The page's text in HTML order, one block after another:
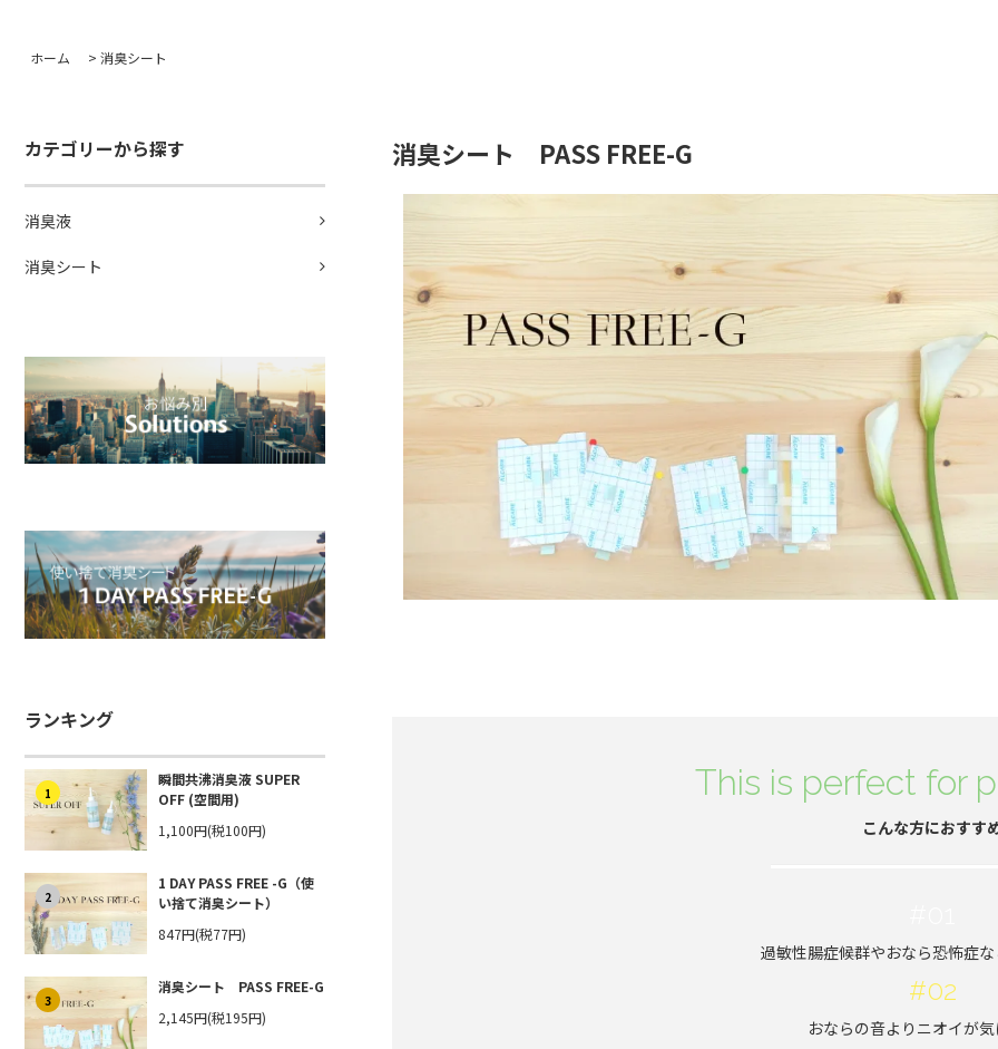
ホーム > 消臭シート
カテゴリーから探す
消臭液
消臭シート
ランキング
1
瞬間共沸消臭液 SUPER
OFF (空間用)
1,100円(税100円)
2
1 DAY PASS FREE -G（使
い捨て消臭シート）
847円(税77円)
3
消臭シート PASS FREE-G
2,145円(税195円)
消臭シート PASS FREE-G
This is perfect for
こんな方におすす
過敏性腸症候群やおなら恐怖症
#02
おならの音よりニオイが